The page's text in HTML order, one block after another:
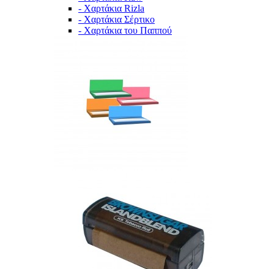
- Χαρτάκια Rizla
- Χαρτάκια Σέρτικο
- Χαρτάκια του Παππού